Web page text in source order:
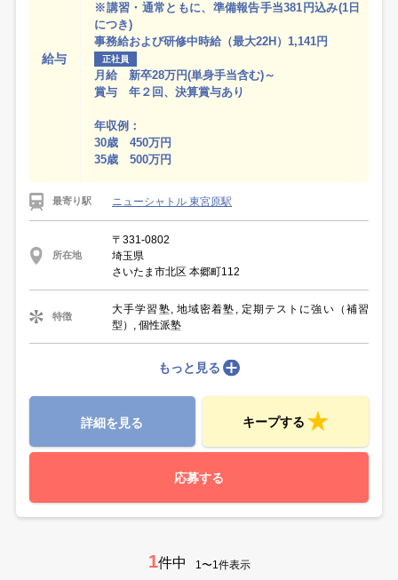
給与
※講習・通常ともに、準備報告手当381円込み(1日
につき)
事務給および研修中時給（最大22H）1,141円
正社員
月給 新卒28万円(単身手当含む)～
賞与 年２回、決算賞与あり
年収例：
30歳 450万円
35歳 500万円
最寄り駅 ニューシャトル 東宮原駅
所在地
〒331-0802
埼玉県
さいたま市北区 本郷町112
特徴
大手学習塾, 地域密着塾, 定期テストに強い（補習
型）, 個性派塾
もっと見る
詳細を見る キープする
応募する
1件中 1〜1件表示